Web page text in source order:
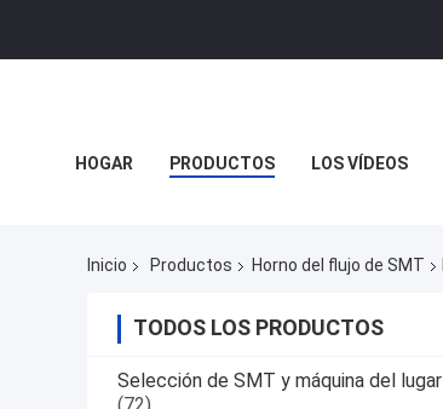
HOGAR PRODUCTOS LOS VÍDEOS
Inicio Productos Horno del flujo de SMT
TODOS LOS PRODUCTOS
Selección de SMT y máquina del lugar